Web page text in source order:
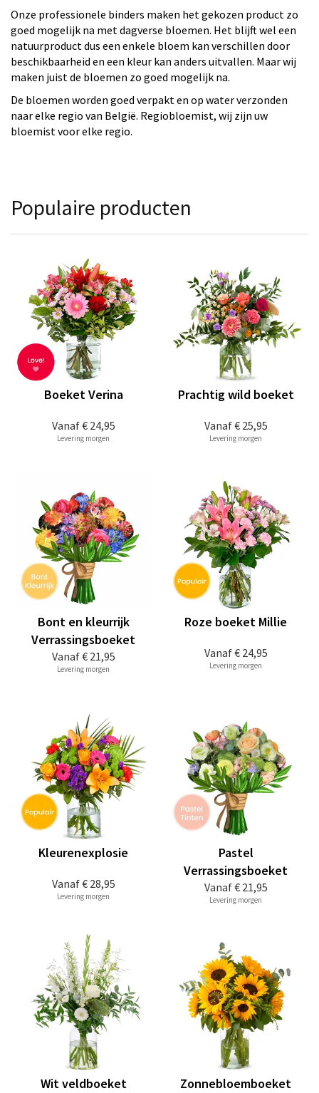
Onze professionele binders maken het gekozen product zo
goed mogelijk na met dagverse bloemen. Het blijft wel een
natuurproduct dus een enkele bloem kan verschillen door
beschikbaarheid en een kleur kan anders uitvallen. Maar wij
maken juist de bloemen zo goed mogelijk na.
De bloemen worden goed verpakt en op water verzonden
naar elke regio van België. Regiobloemist, wij zijn uw
bloemist voor elke regio.
Populaire producten
Vanaf€ 24,95
Boeket Verina
Levering morgen
Vanaf€ 25,95
Prachtig wild boeket
Levering morgen
Vanaf€ 21,95
Bont en kleurrijk
Verrassingsboeket
Levering morgen
Vanaf€ 24,95
Roze boeket Millie
Levering morgen
Vanaf€ 28,95
Kleurenexplosie
Levering morgen
Vanaf€ 21,95
Pastel
Verrassingsboeket
Levering morgen
Wit veldboeket Zonnebloemboeket